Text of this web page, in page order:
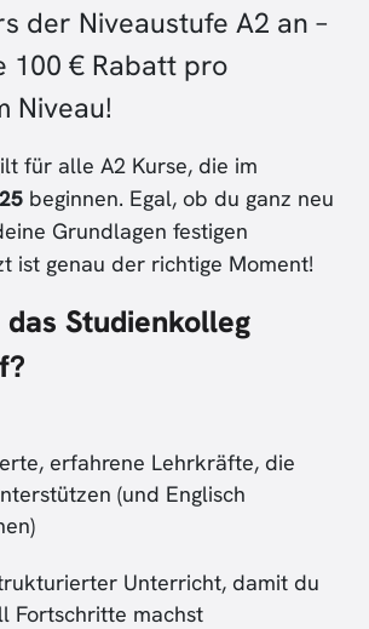
der Niveaustufe A2 an –
100 € Rabatt pro
Niveau!
für alle A2 Kurse, die im
beginnen. Egal, ob du ganz neu
Grundlagen festigen
ist genau der richtige Moment!
Studienkolleg
erfahrene Lehrkräfte, die
(und Englisch
Unterricht, damit du
Fortschritte machst